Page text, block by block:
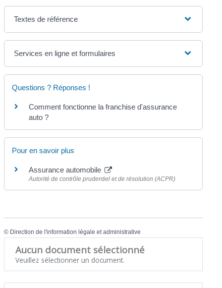
Textes de référence
Services en ligne et formulaires
Questions ? Réponses !
Comment fonctionne la franchise d'assurance
auto ?
Pour en savoir plus
Assurance automobile
Autorité de contrôle prudentiel et de résolution (ACPR)
© Direction de l'information légale et administrative
Aucun document sélectionné
Veuillez sélectionner un document.